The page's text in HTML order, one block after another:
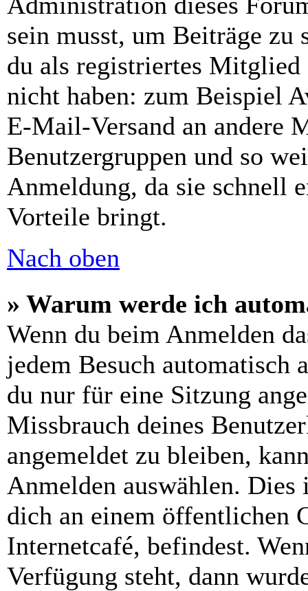
sein musst, um Beiträge
du als registriertes Mitglied
nicht haben: zum Beispiel
E-Mail-Versand an andere
Benutzergruppen und so
Anmeldung, da sie schnell
Vorteile bringt.
Nach oben
» Warum werde ich
Wenn du beim Anmelden
jedem Besuch automatisch
du nur für eine Sitzung
Missbrauch deines
angemeldet zu bleiben,
Anmelden auswählen.
dich an einem öffentlichen
Internetcafé, befindest.
Verfügung steht, dann